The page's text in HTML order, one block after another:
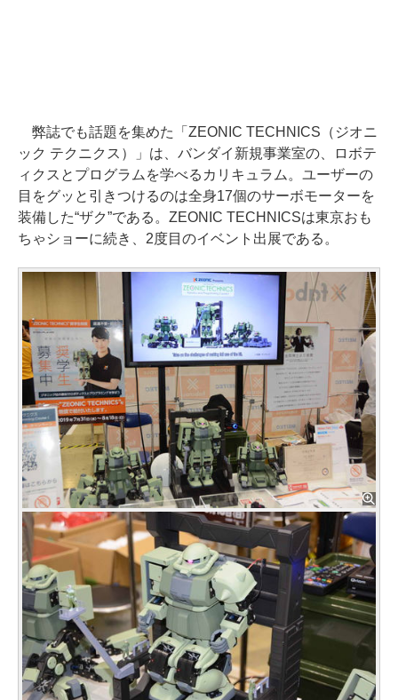
弊誌でも話題を集めた「ZEONIC TECHNICS（ジオニ
ック テクニクス）」は、バンダイ新規事業室の、ロボテ
ィクスとプログラムを学べるカリキュラム。ユーザーの
目をグッと引きつけるのは全身17個のサーボモーターを
装備した“ザク”である。ZEONIC TECHNICSは東京おも
ちゃショーに続き、2度目のイベント出展である。